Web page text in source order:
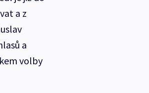
a z
a
volby